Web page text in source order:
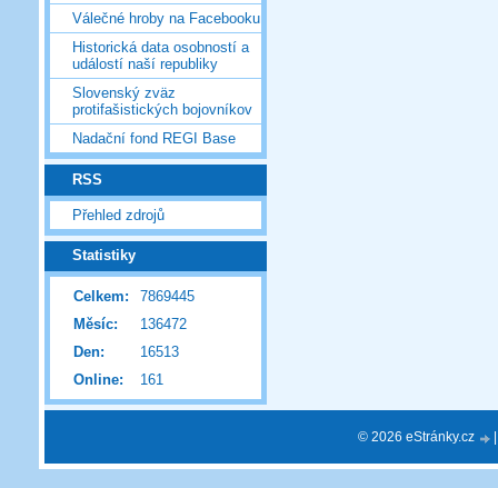
Válečné hroby na Facebooku
Historická data osobností a
událostí naší republiky
Slovenský zväz
protifašistických bojovníkov
Nadační fond REGI Base
RSS
Přehled zdrojů
Statistiky
Online: 161
Celkem:
7869445
Měsíc:
136472
Den:
16513
© 2026 eStránky.cz